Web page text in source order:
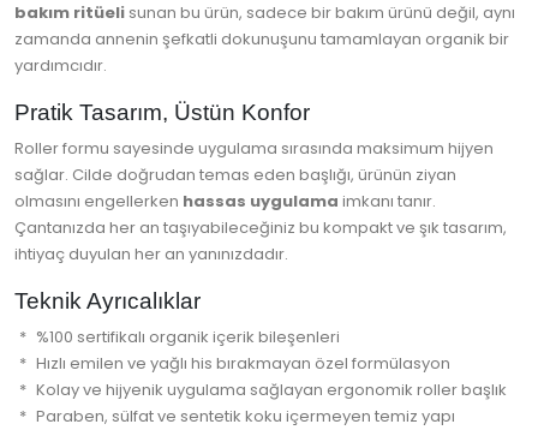
bakım ritüeli sunan bu ürün, sadece bir bakım ürünü değil, aynı
zamanda annenin şefkatli dokunuşunu tamamlayan organik bir
yardımcıdır.
Pratik Tasarım, Üstün Konfor
Roller formu sayesinde uygulama sırasında maksimum hijyen
sağlar. Cilde doğrudan temas eden başlığı, ürünün ziyan
olmasını engellerken hassas uygulama imkanı tanır.
Çantanızda her an taşıyabileceğiniz bu kompakt ve şık tasarım,
ihtiyaç duyulan her an yanınızdadır.
Teknik Ayrıcalıklar
%100 sertifikalı organik içerik bileşenleri
Hızlı emilen ve yağlı his bırakmayan özel formülasyon
Kolay ve hijyenik uygulama sağlayan ergonomik roller başlık
Paraben, sülfat ve sentetik koku içermeyen temiz yapı